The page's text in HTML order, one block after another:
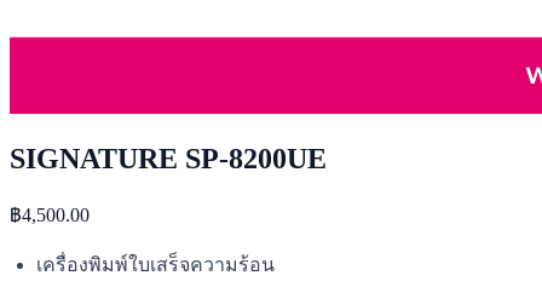
SIGNATURE SP-8200UE
฿4,500.00
เครื่องพิมพ์ใบเสร็จความร้อน